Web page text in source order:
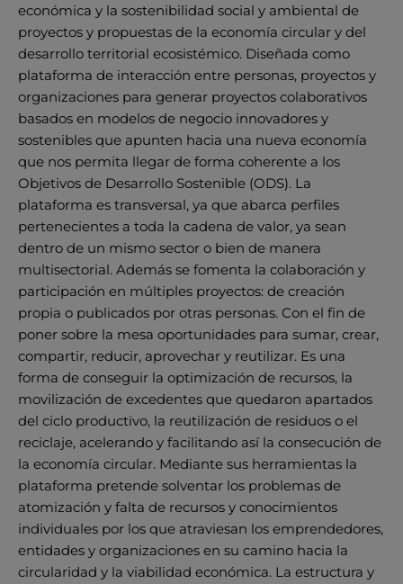
económica y la sostenibilidad social y ambiental de
proyectos y propuestas de la economía circular y del
desarrollo territorial ecosistémico. Diseñada como
plataforma de interacción entre personas, proyectos y
organizaciones para generar proyectos colaborativos
basados en modelos de negocio innovadores y
sostenibles que apunten hacia una nueva economía
que nos permita llegar de forma coherente a los
Objetivos de Desarrollo Sostenible (ODS). La
plataforma es transversal, ya que abarca perfiles
pertenecientes a toda la cadena de valor, ya sean
dentro de un mismo sector o bien de manera
multisectorial. Además se fomenta la colaboración y
participación en múltiples proyectos: de creación
propia o publicados por otras personas. Con el fin de
poner sobre la mesa oportunidades para sumar, crear,
compartir, reducir, aprovechar y reutilizar. Es una
forma de conseguir la optimización de recursos, la
movilización de excedentes que quedaron apartados
del ciclo productivo, la reutilización de residuos o el
reciclaje, acelerando y facilitando así la consecución de
la economía circular. Mediante sus herramientas la
plataforma pretende solventar los problemas de
atomización y falta de recursos y conocimientos
individuales por los que atraviesan los emprendedores,
entidades y organizaciones en su camino hacia la
circularidad y la viabilidad económica. La estructura y